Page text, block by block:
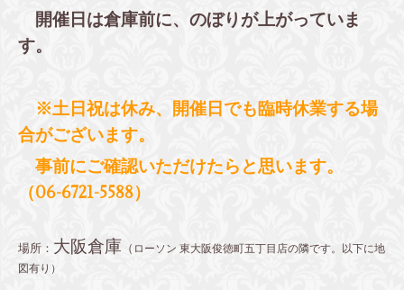
開催日は倉庫前に、のぼりが上がっていま
す。
※土日祝は休み、開催日でも臨時休業する場
合がございます。
事前にご確認いただけたらと思います。
（06-6721-5588）
場所： 大阪倉庫 （ ローソン 東大阪俊徳町五丁目店の隣です。以下に地
図有り）